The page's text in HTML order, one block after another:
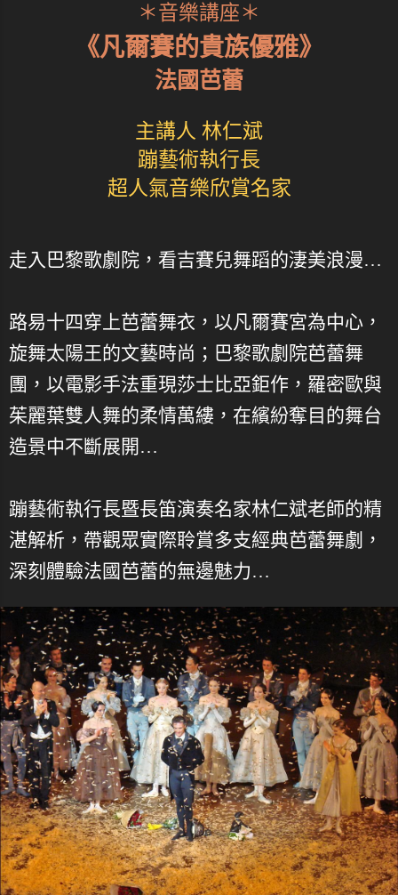
＊音樂講座＊
《凡爾賽的貴族優雅》
法國芭蕾
主講人 林仁斌
蹦藝術執行長
超人氣音樂欣賞名家
走入巴黎歌劇院，看吉賽兒舞蹈的淒美浪漫…
路易十四穿上芭蕾舞衣，以凡爾賽宮為中心，
旋舞太陽王的文藝時尚；巴黎歌劇院芭蕾舞
團，以電影手法重現莎士比亞鉅作，羅密歐與
茱麗葉雙人舞的柔情萬縷，在繽紛奪目的舞台
造景中不斷展開…
蹦藝術執行長暨長笛演奏名家林仁斌老師的精
湛解析，帶觀眾實際聆賞多支經典芭蕾舞劇，
深刻體驗法國芭蕾的無邊魅力…